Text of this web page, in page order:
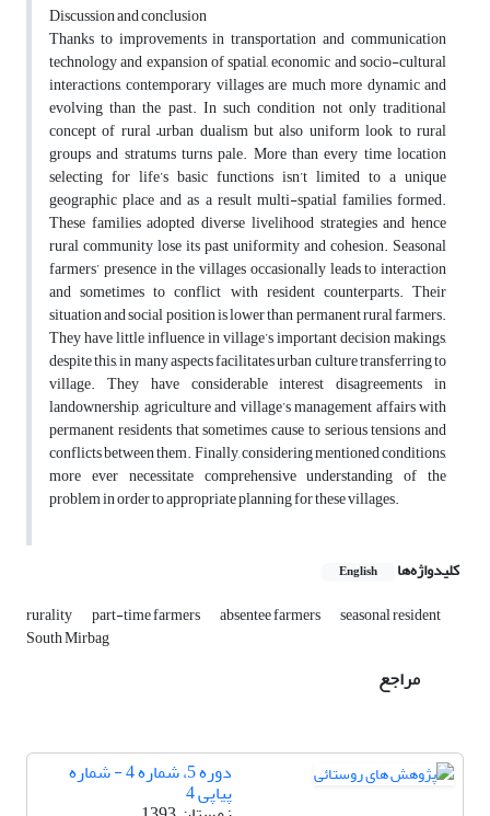
Discussion and conclusion
Thanks to improvements in transportation and communication
technology and expansion of spatial, economic and socio-cultural
interactions, contemporary villages are much more dynamic and
evolving than the past. In such condition not only traditional
concept of rural –urban dualism but also uniform look to rural
groups and stratums turns pale. More than every time location
selecting for life’s basic functions isn’t limited to a unique
geographic place and as a result multi-spatial families formed.
These families adopted diverse livelihood strategies and hence
rural community lose its past uniformity and cohesion. Seasonal
farmers’ presence in the villages occasionally leads to interaction
and sometimes to conflict with resident counterparts. Their
situation and social position is lower than permanent rural farmers.
They have little influence in village’s important decision makings,
despite this, in many aspects facilitates urban culture transferring to
village. They have considerable interest disagreements in
landownership, agriculture and village’s management affairs with
permanent residents that sometimes cause to serious tensions and
conflicts between them. Finally, considering mentioned conditions,
more ever necessitate comprehensive understanding of the
problem in order to appropriate planning for these villages.
کلیدواژه‌ها English
rurality part-time farmers absentee farmers seasonal resident
South Mirbag
مراجع
دوره 5، شماره 4 - شماره
پیاپی 4